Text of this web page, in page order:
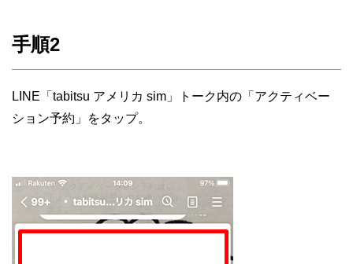
手順2
LINE「tabitsu アメリカ sim」トーク内の「アクティベー
ション予約」をタップ。